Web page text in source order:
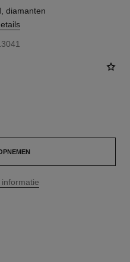
diamanten